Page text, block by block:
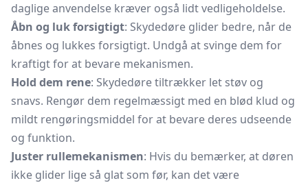
daglige anvendelse kræver også lidt vedligeholdelse.
Åbn og luk forsigtigt: Skydedøre glider bedre, når de
åbnes og lukkes forsigtigt. Undgå at svinge dem for
kraftigt for at bevare mekanismen.
Hold dem rene: Skydedøre tiltrækker let støv og
snavs. Rengør dem regelmæssigt med en blød klud og
mildt rengøringsmiddel for at bevare deres udseende
og funktion.
Juster rullemekanismen: Hvis du bemærker, at døren
ikke glider lige så glat som før, kan det være